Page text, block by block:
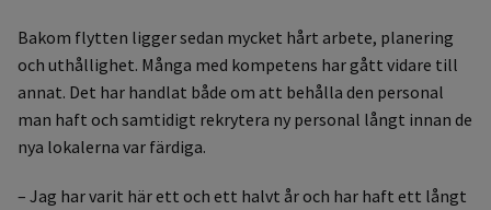
Bakom flytten ligger sedan mycket hårt arbete, planering
och uthållighet. Många med kompetens har gått vidare till
annat. Det har handlat både om att behålla den personal
man haft och samtidigt rekrytera ny personal långt innan de
nya lokalerna var färdiga.
– Jag har varit här ett och ett halvt år och har haft ett långt